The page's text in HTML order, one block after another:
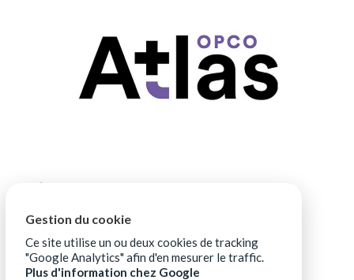
Gestion du cookie
Ce site utilise un ou deux cookies de tracking
"Google Analytics" afin d'en mesurer le traffic.
Plus d'information chez Google